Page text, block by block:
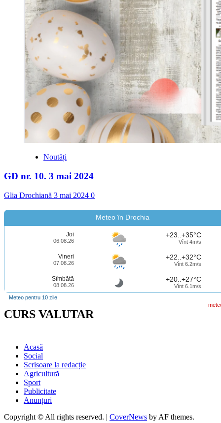
Noutăți
GD nr. 10. 3 mai 2024
Glia Drochiană 3 mai 2024 0
Meteo în Drochia
Joi
06.08.26
+23..+35°C
Vînt 4m/s
Vineri
07.08.26
+22..+32°C
Vînt 6.2m/s
Sîmbătă
08.08.26
+20..+27°C
Vînt 6.1m/s
Meteo pentru 10 zile
CURS VALUTAR
Acasă
Social
Scrisoare la redacție
Agricultură
Sport
Publicitate
Anunțuri
Copyright © All rights reserved. | CoverNews by AF themes.